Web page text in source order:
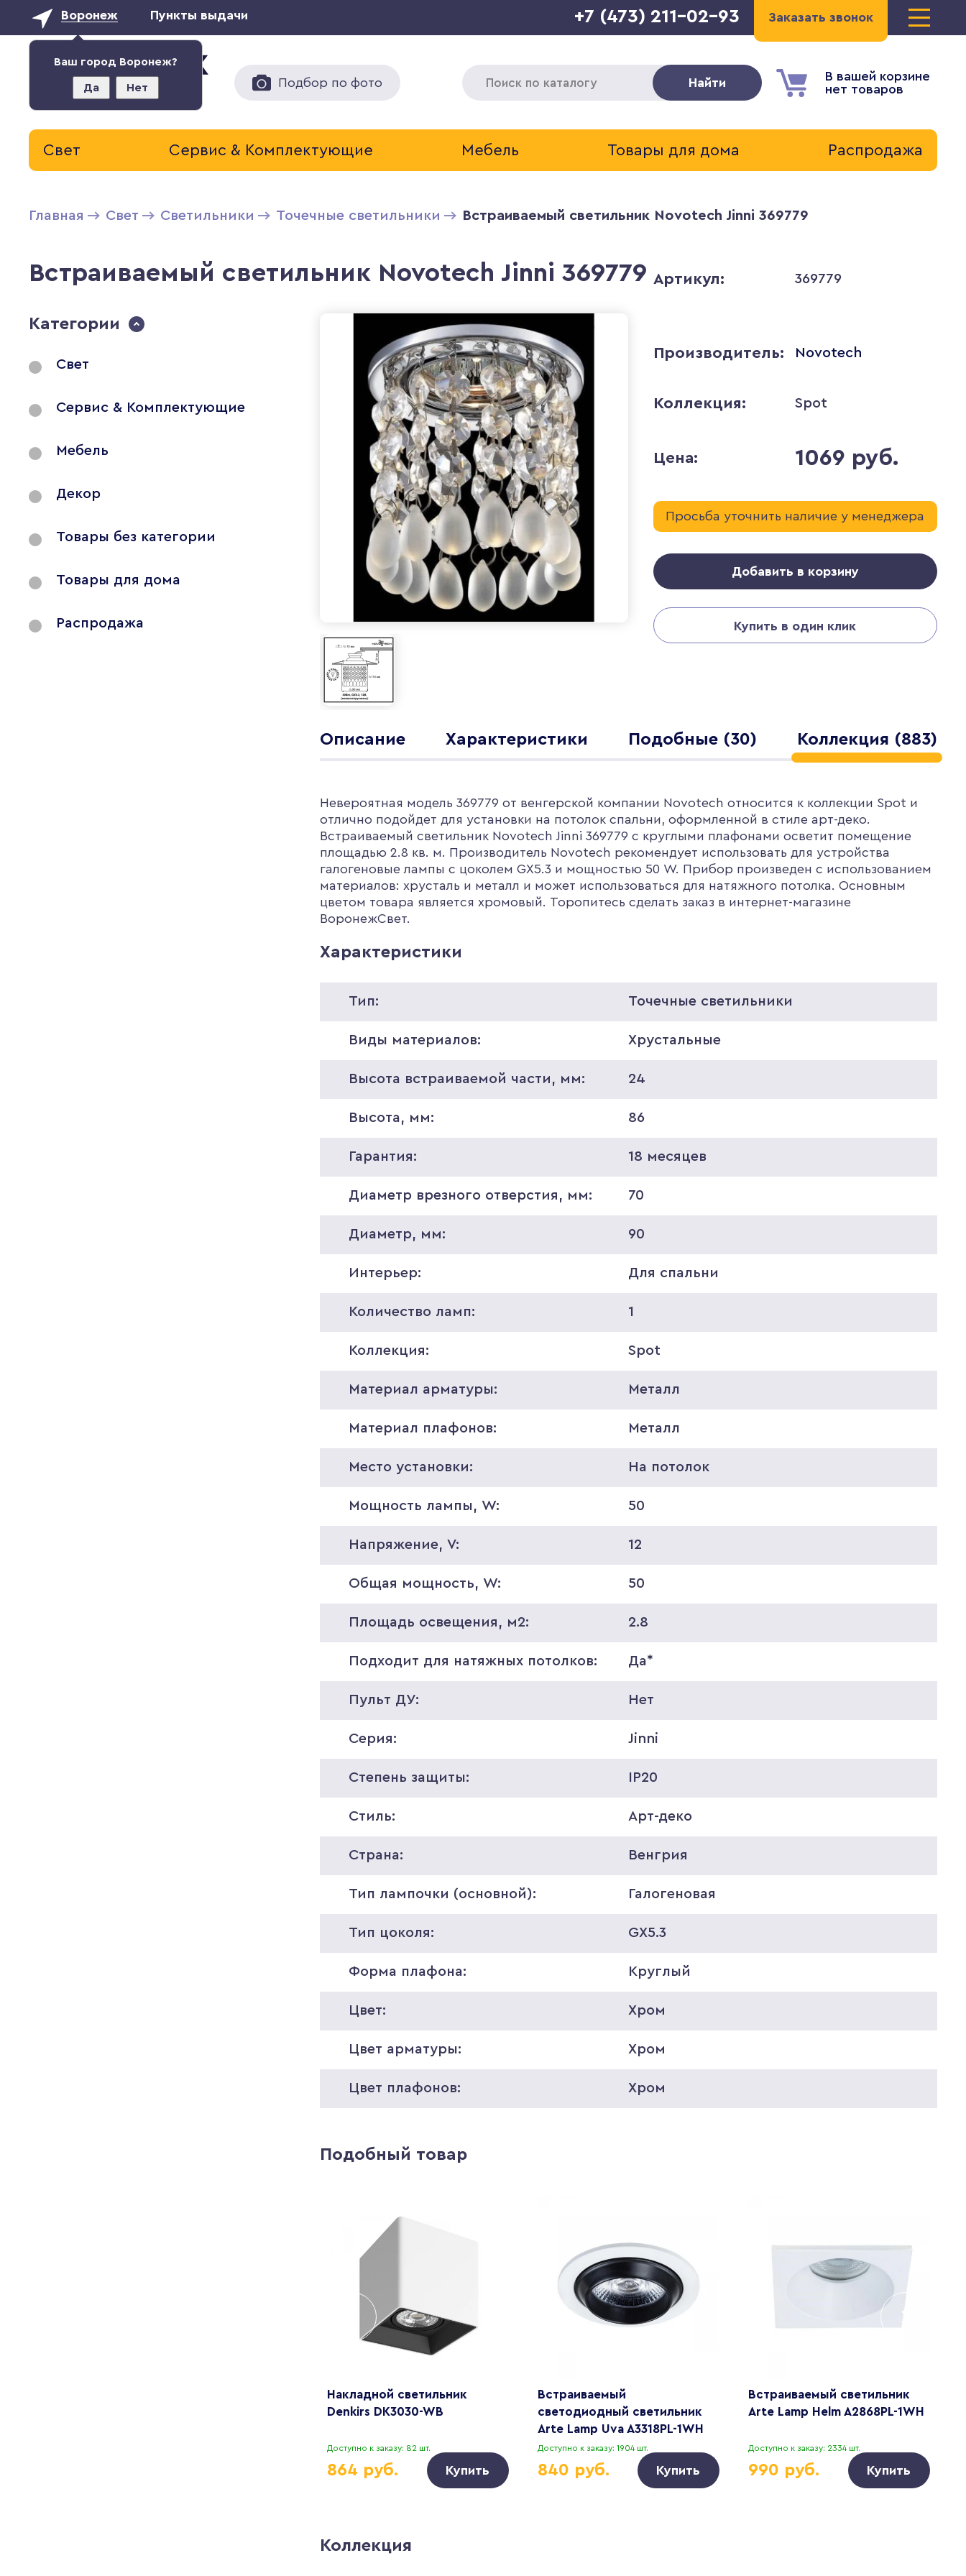
Воронеж
Ваш город Воронеж?
Да Нет
Пункты выдачи Заказать звонок
+7 (473) 211-02-93
Подбор по фото
В вашей корзине
нет товаров
Найти
Свет Сервис & Комплектующие Мебель Товары для дома Распродажа
Главная Свет Светильники Точечные светильники Встраиваемый светильник Novotech Jinni 369779
Встраиваемый светильник Novotech Jinni 369779
Категории
Свет
Сервис & Комплектующие
Мебель
Декор
Товары без категории
Товары для дома
Распродажа
Артикул: 369779
Производитель: Novotech
Коллекция: Spot
Цена: 1069 руб.
Просьба уточнить наличие у менеджера
Добавить в корзину
Купить в один клик
Описание Характеристики Подобные (30) Коллекция (883)
Невероятная модель 369779 от венгерской компании Novotech относится к коллекции Spot и
отлично подойдет для установки на потолок спальни, оформленной в стиле арт-деко.
Встраиваемый светильник Novotech Jinni 369779 с круглыми плафонами осветит помещение
площадью 2.8 кв. м. Производитель Novotech рекомендует использовать для устройства
галогеновые лампы с цоколем GX5.3 и мощностью 50 W. Прибор произведен с использованием
материалов: хрусталь и металл и может использоваться для натяжного потолка. Основным
цветом товара является хромовый. Торопитесь сделать заказ в интернет-магазине
ВоронежСвет.
Характеристики
Тип: Точечные светильники
Виды материалов: Хрустальные
Высота встраиваемой части, мм: 24
Высота, мм: 86
Гарантия: 18 месяцев
Диаметр врезного отверстия, мм: 70
Диаметр, мм: 90
Интерьер: Для спальни
Количество ламп: 1
Коллекция: Spot
Материал арматуры: Металл
Материал плафонов: Металл
Место установки: На потолок
Мощность лампы, W: 50
Напряжение, V: 12
Общая мощность, W: 50
Площадь освещения, м2: 2.8
Подходит для натяжных потолков: Да*
Пульт ДУ: Нет
Серия: Jinni
Степень защиты: IP20
Стиль: Арт-деко
Страна: Венгрия
Тип лампочки (основной): Галогеновая
Тип цоколя: GX5.3
Форма плафона: Круглый
Цвет: Хром
Цвет арматуры: Хром
Цвет плафонов: Хром
Подобный товар
Накладной светильник
Denkirs DK3030-WB
Доступно к заказу: 82 шт.
864 руб. Купить
Встраиваемый
светодиодный светильник
Arte Lamp Uva A3318PL-1WH
Доступно к заказу: 1904 шт.
840 руб. Купить
Встраиваемый светильник
Arte Lamp Helm A2868PL-1WH
Доступно к заказу: 2334 шт.
990 руб. Купить
Коллекция